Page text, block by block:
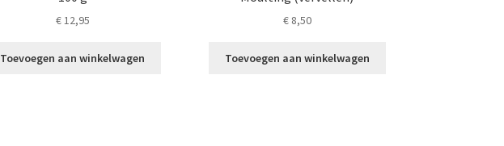
€12,95
Toevoegen aan winkelwagen
€8,50
Toevoegen aan winkelwagen